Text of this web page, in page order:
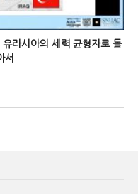
유라시아의 세력 균형자로 돌
서